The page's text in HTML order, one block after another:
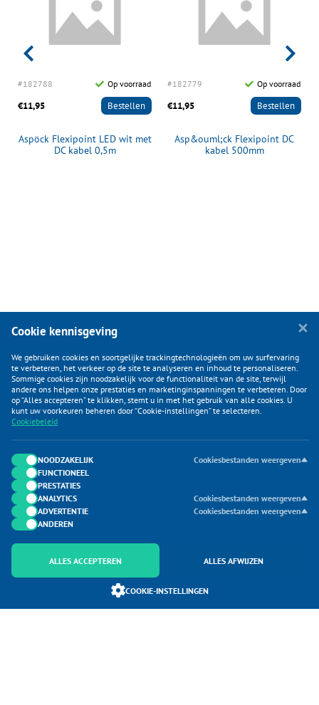
#182788 Op voorraad
€11,95 Bestellen
Aspöck Flexipoint LED wit met
DC kabel 0,5m
#182779 Op voorraad
€11,95 Bestellen
Asp&ouml;ck Flexipoint DC
kabel 500mm
KLANTENSERVICE
CATEGORIEËN
DUIJVELAAR E-COMMERCE
CONTACTEN
Onderdeel van Duijvelaar E-commerce
SoloMono.net
Cookie kennisgeving
We gebruiken cookies en soortgelijke trackingtechnologieën om uw surfervaring
te verbeteren, het verkeer op de site te analyseren en inhoud te personaliseren.
Sommige cookies zijn noodzakelijk voor de functionaliteit van de site, terwijl
andere ons helpen onze prestaties en marketinginspanningen te verbeteren. Door
op “Alles accepteren” te klikken, stemt u in met het gebruik van alle cookies. U
kunt uw voorkeuren beheren door “Cookie-instellingen” te selecteren.
Cookiebeleid
NOODZAKELIJK
Cookiesbestanden weergeven
FUNCTIONEEL
PRESTATIES
ANALYTICS
Cookiesbestanden weergeven
ADVERTENTIE
Cookiesbestanden weergeven
ANDEREN
ALLES ACCEPTEREN ALLES AFWIJZEN
COOKIE-INSTELLINGEN